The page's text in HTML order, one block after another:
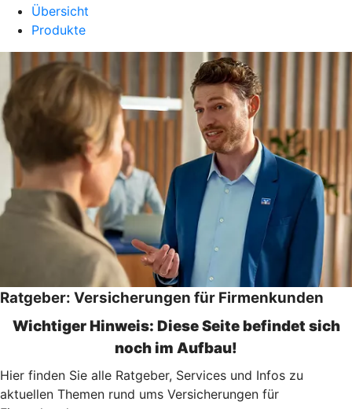
Übersicht
Produkte
Ratgeber: Versicherungen für Firmenkunden
Wichtiger Hinweis: Diese Seite befindet sich
noch im Aufbau!
Hier finden Sie alle Ratgeber, Services und Infos zu
aktuellen Themen rund ums Versicherungen für